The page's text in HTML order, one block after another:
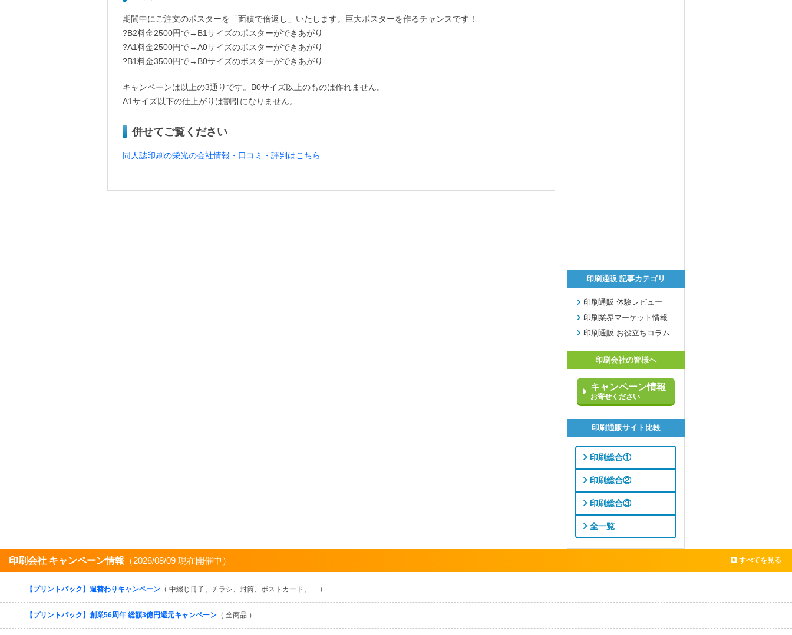
期間中にご注文のポスターを「面積で倍返し」いたします。巨大ポスターを作るチャンスです！
?B2料金2500円で→B1サイズのポスターができあがり
?A1料金2500円で→A0サイズのポスターができあがり
?B1料金3500円で→B0サイズのポスターができあがり
キャンペーンは以上の3通りです。B0サイズ以上のものは作れません。
A1サイズ以下の仕上がりは割引になりません。
併せてご覧ください
同人誌印刷の栄光の会社情報・口コミ・評判はこちら
印刷通販 記事カテゴリ
印刷通販 体験レビュー
印刷業界マーケット情報
印刷通販 お役立ちコラム
印刷会社の皆様へ
キャンペーン情報
お寄せください
印刷通販サイト比較
印刷総合①
印刷総合②
印刷総合③
全一覧
印刷会社 キャンペーン情報 （2026/08/09 現在開催中） すべてを見る
【プリントパック】週替わりキャンペーン （ 中綴じ冊子、チラシ、封筒、ポストカード、… ）
【プリントパック】創業56周年 総額3億円還元キャンペーン （ 全商品 ）